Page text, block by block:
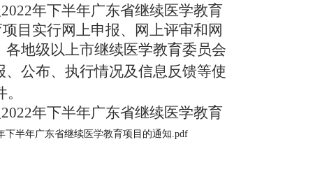
年下半年广东省继续医学教育
目实行网上申报、网上评审和网
各地级以上市继续医学教育委员会
、公布、执行情况及信息反馈等使
年下半年广东省继续医学教育
下半年广东省继续医学教育项目的通知.pdf